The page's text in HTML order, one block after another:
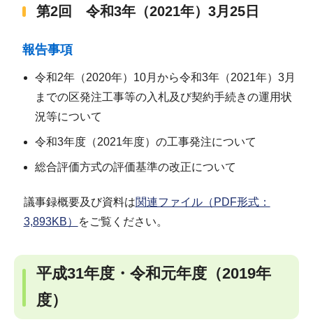
第2回 令和3年（2021年）3月25日
報告事項
令和2年（2020年）10月から令和3年（2021年）3月
までの区発注工事等の入札及び契約手続きの運用状
況等について
令和3年度（2021年度）の工事発注について
総合評価方式の評価基準の改正について
議事録概要及び資料は関連ファイル（PDF形式：
3,893KB）
をご覧ください。
平成31年度・令和元年度（2019年
度）